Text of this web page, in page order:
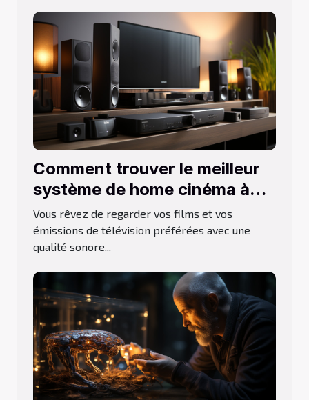
Comment trouver le meilleur
système de home cinéma à
acheter ?
Vous rêvez de regarder vos films et vos
émissions de télévision préférées avec une
qualité sonore...